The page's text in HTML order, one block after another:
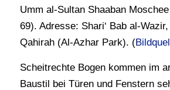
Umm al-Sultan Shaaban
69). Adresse: Shari‘ Bab al-
Qahirah (Al-Azhar Park). (
Scheitrechte Bogen kommen im
Baustil bei Türen und Fenstern